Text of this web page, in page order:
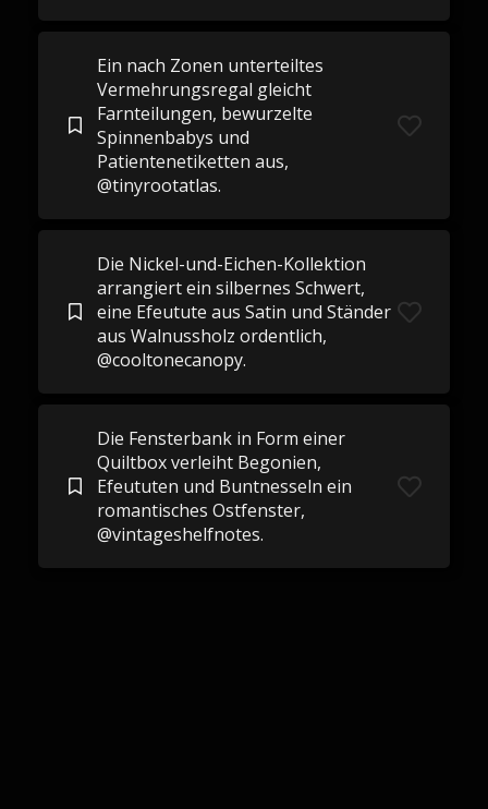
Ein nach Zonen unterteiltes
Vermehrungsregal gleicht
Farnteilungen, bewurzelte
Spinnenbabys und
Patientenetiketten aus,
@tinyrootatlas.
Die Nickel-und-Eichen-Kollektion
arrangiert ein silbernes Schwert,
eine Efeutute aus Satin und Ständer
aus Walnussholz ordentlich,
@cooltonecanopy.
Die Fensterbank in Form einer
Quiltbox verleiht Begonien,
Efeututen und Buntnesseln ein
romantisches Ostfenster,
@vintageshelfnotes.